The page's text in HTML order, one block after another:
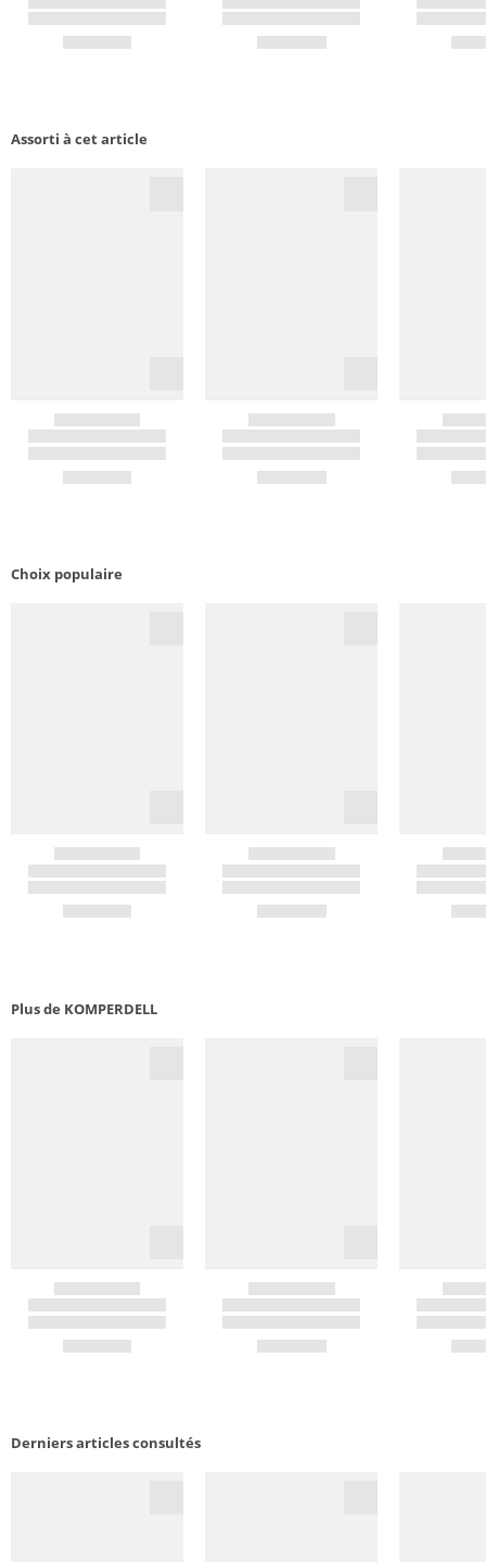
Assorti à cet article
Choix populaire
Plus de KOMPERDELL
Derniers articles consultés